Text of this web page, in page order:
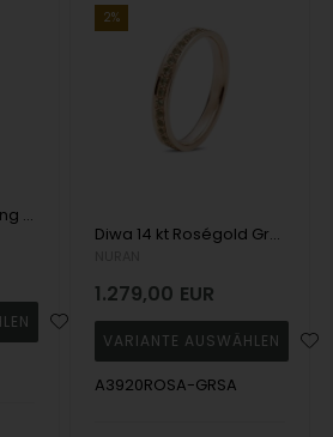
Siersbøl's Elegant Ring in 14 Karat Weißgold mit großen blauen Saphir und viele kleine 0,07 kt W SI1 Diamanten auf dem Ring Schaft.
2%
Diwa 14 kt Roségold Grüner Saphir Allianzring, von Nuran
1.279,00 EUR
A3920ROSA-GRSA